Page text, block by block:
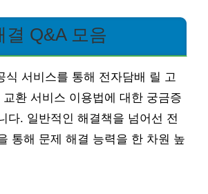
결 Q&A 모음
식 서비스를 통해 전자담배 릴 고
환 서비스 이용법에 대한 궁금증
다. 일반적인 해결책을 넘어선 전
통해 문제 해결 능력을 한 차원 높